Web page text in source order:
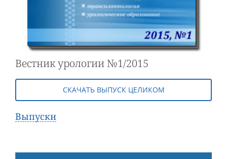
Вестник урологии №1/2015
СКАЧАТЬ ВЫПУСК ЦЕЛИКОМ
Выпуски